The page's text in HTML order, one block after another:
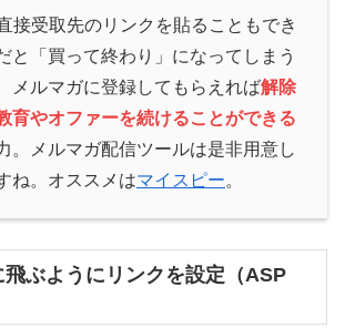
接受取先のリンクを貼ることもでき
と「買って終わり」になってしまう
メルマガに登録してもらえれば解除
育やオファーを続けることができる
。メルマガ配信ツールは是非用意し
ね。オススメはマイスピー。
飛ぶようにリンクを設定（ASP